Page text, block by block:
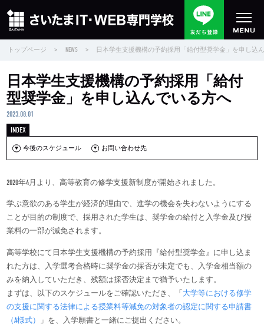
トップページ > NEWS > 日本学生支援機構の予約採用「給付型奨学金」を申し込
今後のスケジュール お問い合わせ先
日本学生支援機構の予約採用「給付
型奨学金」を申し込んでいる方へ
2023.08.01
2020年4月より、高等教育の修学支援新制度が開始されました。
学ぶ意欲のある学生が経済的理由で、進学の機会を失わないようにする
ことが目的の制度で、採用された学生は、奨学金の給付と入学金及び授
業料の一部が減免されます。
高等学校にて日本学生支援機構の予約採用『給付型奨学金』に申し込ま
れた方は、入学選考合格時に奨学金の採否が未定でも、入学金相当額の
みを納入していただき、残額は採否決定まで猶予いたします。
まずは、以下のスケジュールをご確認いただき、「大学等における修学
の支援に関する法律による授業料等減免の対象者の認定に関する申請書
（A様式）
」を、入学願書と一緒にご提出ください。